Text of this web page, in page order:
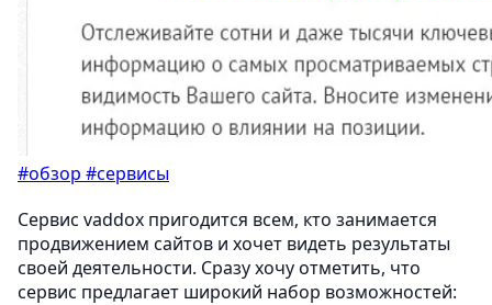
#обзор #сервисы
Сервис vaddox пригодится всем, кто занимается
продвижением сайтов и хочет видеть результаты
своей деятельности. Сразу хочу отметить, что
сервис предлагает широкий набор возможностей: